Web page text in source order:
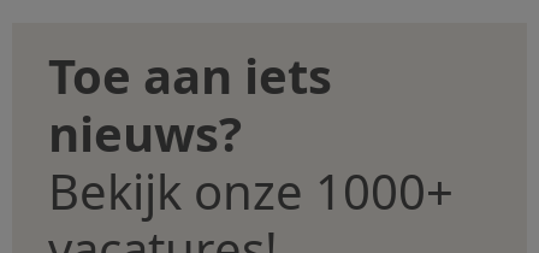
Toe aan iets
nieuws?
Bekijk onze 1000+